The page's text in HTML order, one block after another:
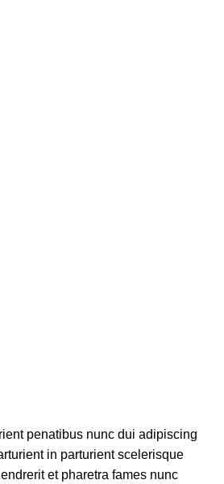
penatibus nunc dui adipiscing
in parturient scelerisque
et pharetra fames nunc